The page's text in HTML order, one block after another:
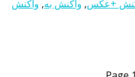
+عکس, واکنش به, واکنش